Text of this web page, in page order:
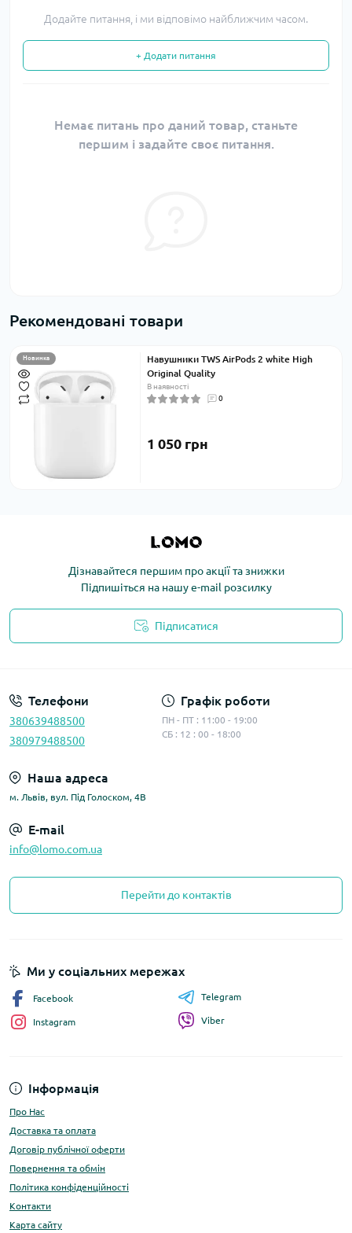
Додайте питання, і ми відповімо найближчим часом.
+ Додати питання
Немає питань про даний товар, станьте
першим і задайте своє питання.
Рекомендовані товари
Новинка
Навушники TWS AirPods 2 white High
Original Quality
В наявності
0
1 050 грн
Дізнавайтеся першим про акції та знижки
Підпишіться на нашу e-mail розсилку
Підписатися
Телефони
380639488500
380979488500
Графік роботи
ПН - ПТ : 11:00 - 19:00
СБ : 12 : 00 - 18:00
Наша адреса
м. Львів, вул. Під Голоском, 4В
E-mail
info@lomo.com.ua
Перейти до контактів
Інформація
Про Нас
Доставка та оплата
Договір публічної оферти
Повернення та обмін
Політика конфіденційності
Контакти
Карта сайту
Ми у соціальних мережах
Facebook
Instagram
Telegram
Viber